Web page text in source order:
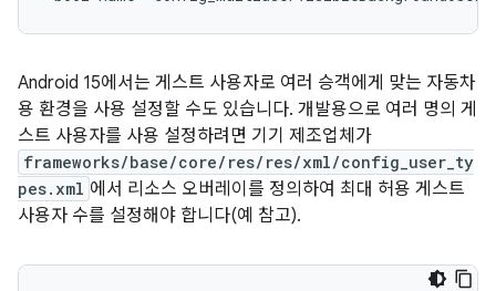
Android 15에서는 게스트 사용자로 여러 승객에게 맞는 자동차
용 환경을 사용 설정할 수도 있습니다. 개발용으로 여러 명의 게
스트 사용자를 사용 설정하려면 기기 제조업체가
frameworks/base/core/res/res/xml/config_user_ty
pes.xml 에서 리소스 오버레이를 정의하여 최대 허용 게스트
사용자 수를 설정해야 합니다(예 참고).